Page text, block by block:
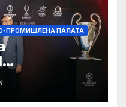
ПРОМИШЛЕНА ПАЛАТА